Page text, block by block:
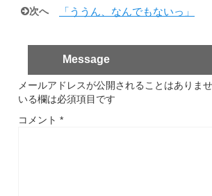
次へ 「ううん、なんでもないっ」
Message
メールアドレスが公開されることはありませ
いる欄は必須項目です
コメント *